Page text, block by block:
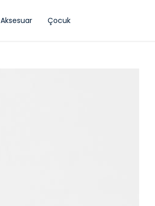
Aksesuar Çocuk